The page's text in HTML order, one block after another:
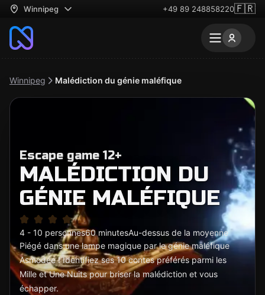
Winnipeg +49 89 248858220🇫🇷
Winnipeg Malédiction du génie maléfique
Escape game 12+
MALÉDICTION DU
GÉNIE MALÉFIQUE
4 - 10 personnes60 minutesAu-dessus de la moyenne
Piégé dans une lampe magique par le génie maléfique
Asmodée ! Identifiez ses 10 contes préférés parmi les
Mille et Une Nuits pour briser la malédiction et vous
échapper.